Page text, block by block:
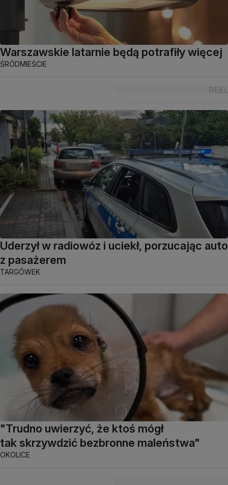
Warszawskie latarnie będą potrafiły więcej
ŚRÓDMIEŚCIE
Uderzył w radiowóz i uciekł, porzucając auto
z pasażerem
TARGÓWEK
"Trudno uwierzyć, że ktoś mógł
tak skrzywdzić bezbronne maleństwa"
OKOLICE